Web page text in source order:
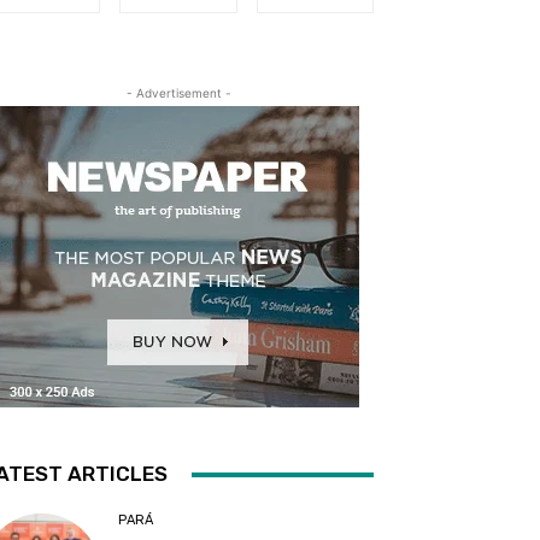
- Advertisement -
ARTICLES
PARÁ